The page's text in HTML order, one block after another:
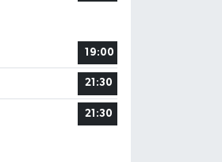
19:00
21:30
21:30